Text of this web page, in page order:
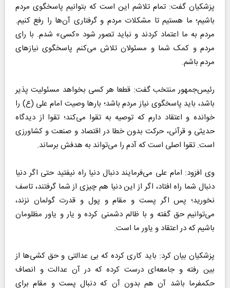
پزشکیان گفت: تمام تلاشم این است که بتوانیم پاسخگوی مردم
باشیم؛ ما هستیم تا مشکلات مردم و گرفتاری آن‌ها را رفع کنیم.
مردم به ما اعتماد کردند و نباید تصور شود «کسی» شدم. با رای
مردم و کمک شما و مسئولان تلاش می‌کنم پاسخگوی نیاز‌های
مردم باشم.
رئیس‌جمهور منتخب گفت: قطعا هر کسی بخواهد مسئولیت پذیر
باشد، باید پاسخگوی نیاز مردم باشد؛ بار‌ها وصیت امام علی (ع) را
خوانده و اعتقاد دارم که توصیه به تقوا می‌کند؛ تقوا از دیدگاه
حدیثی و قرآنی، حرکت بدون خطا در اقتصاد و صنعت و کشاورزی
است. تقوا اصلی است که آدم را می‌تواند به هدفش برساند.
وی افزود: امام علی می‌فرمایند دنبال دنیا راه نیفتید حتی اگر دنیا
دنبال شما راه افتاد، اگر از این دنیا هم چیزی از شما گرفتند، تاسف
نخورید؛ پس اگر پست و مقام و پول و قدرت گولمان نزند،
می‌توانیم حق گفته و با ظالم دشمنی کرده و یار و یاور مظلومان
باشیم که در اعتقاد و یاور ما است.
پزشکیان بیان کرد: باید کاری کرده که بی عدالتی و حق کشی‌ها از
بین رفته و جامعه‌ای درست کرده که در آن عدالت و انصاف
حکمفرما باشد آن هم بدون آن که دنبال پست و مقام برای